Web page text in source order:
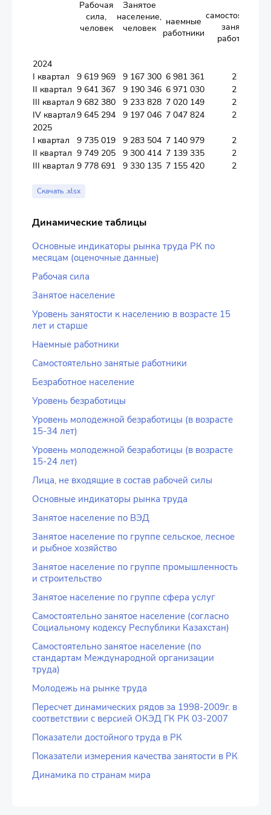
Рабочая
сила,
человек
Занятое
население,
человек
наемные
работники
самостоятельно
занятые
работники
2024
I квартал
9 619 969 9 167 300 6 981 361
2 185 939
II квартал 9 641 367 9 190 346 6 971 030
2 219 316
III квартал 9 682 380 9 233 828 7 020 149
2 213 679
IV квартал9 645 294 9 197 046 7 047 824
2 149 222
2025
I квартал
9 735 019 9 283 504 7 140 979
2 142 525
II квартал 9 749 205 9 300 414 7 139 335
2 161 079
III квартал 9 778 691 9 330 135 7 155 420 2 174 715
Скачать .xlsx
Динамические таблицы
Основные индикаторы рынка труда РК по
месяцам (оценочные данные)
Рабочая сила
Занятое население
Уровень занятости к населению в возрасте 15
лет и старше
Наемные работники
Самостоятельно занятые работники
Безработное население
Уровень безработицы
Уровень молодежной безработицы (в возрасте
15-34 лет)
Уровень молодежной безработицы (в возрасте
15-24 лет)
Лица, не входящие в состав рабочей силы
Основные индикаторы рынка труда
Занятое население по ВЭД
Занятое население по группе сельское, лесное
и рыбное хозяйство
Занятое население по группе промышленность
и строительство
Занятое население по группе сфера услуг
Самостоятельно занятое население (согласно
Социальному кодексу Республики Казахстан)
Самостоятельно занятое население (по
стандартам Международной организации
труда)
Молодежь на рынке труда
Пересчет динамических рядов за 1998-2009г. в
соответствии с версией ОКЭД ГК РК 03-2007
Показатели достойного труда в РК
Показатели измерения качества занятости в РК
Динамика по странам мира